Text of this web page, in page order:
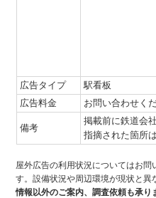
広告タイプ
駅看板
広告料金
お問い合わせくだ
備考
掲載前に鉄道会
指摘された箇所
屋外広告の利用状況についてはお問
す。設備状況や周辺環境が現状と異
情報以外のご案内、調査依頼も承り